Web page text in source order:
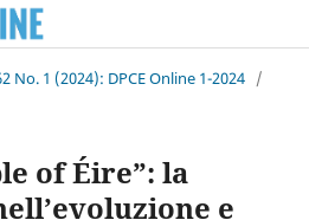
No. 1 (2024): DPCE Online 1-2024 /
of Éire”: la
e